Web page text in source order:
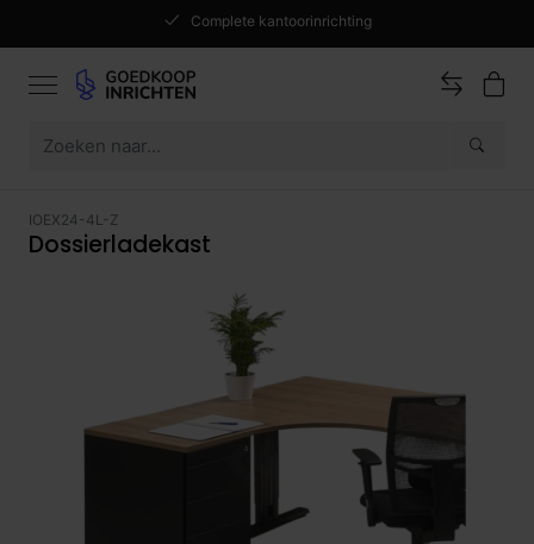
Complete kantoorinrichting
IOEX24-4L-Z
Dossierladekast